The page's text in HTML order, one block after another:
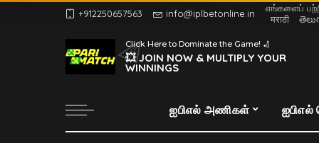
+912250657563 info@iplbetonline.in
எங்களைப்
मराठी
Click Here to Dominate the Game! 🏏
💥 JOIN NOW & MULTIPLY YOUR
WINNINGS
ஐபிஎல் அணிகள்